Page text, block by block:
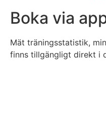
Boka via
Mät träningsstatistik,
finns tillgängligt direkt i